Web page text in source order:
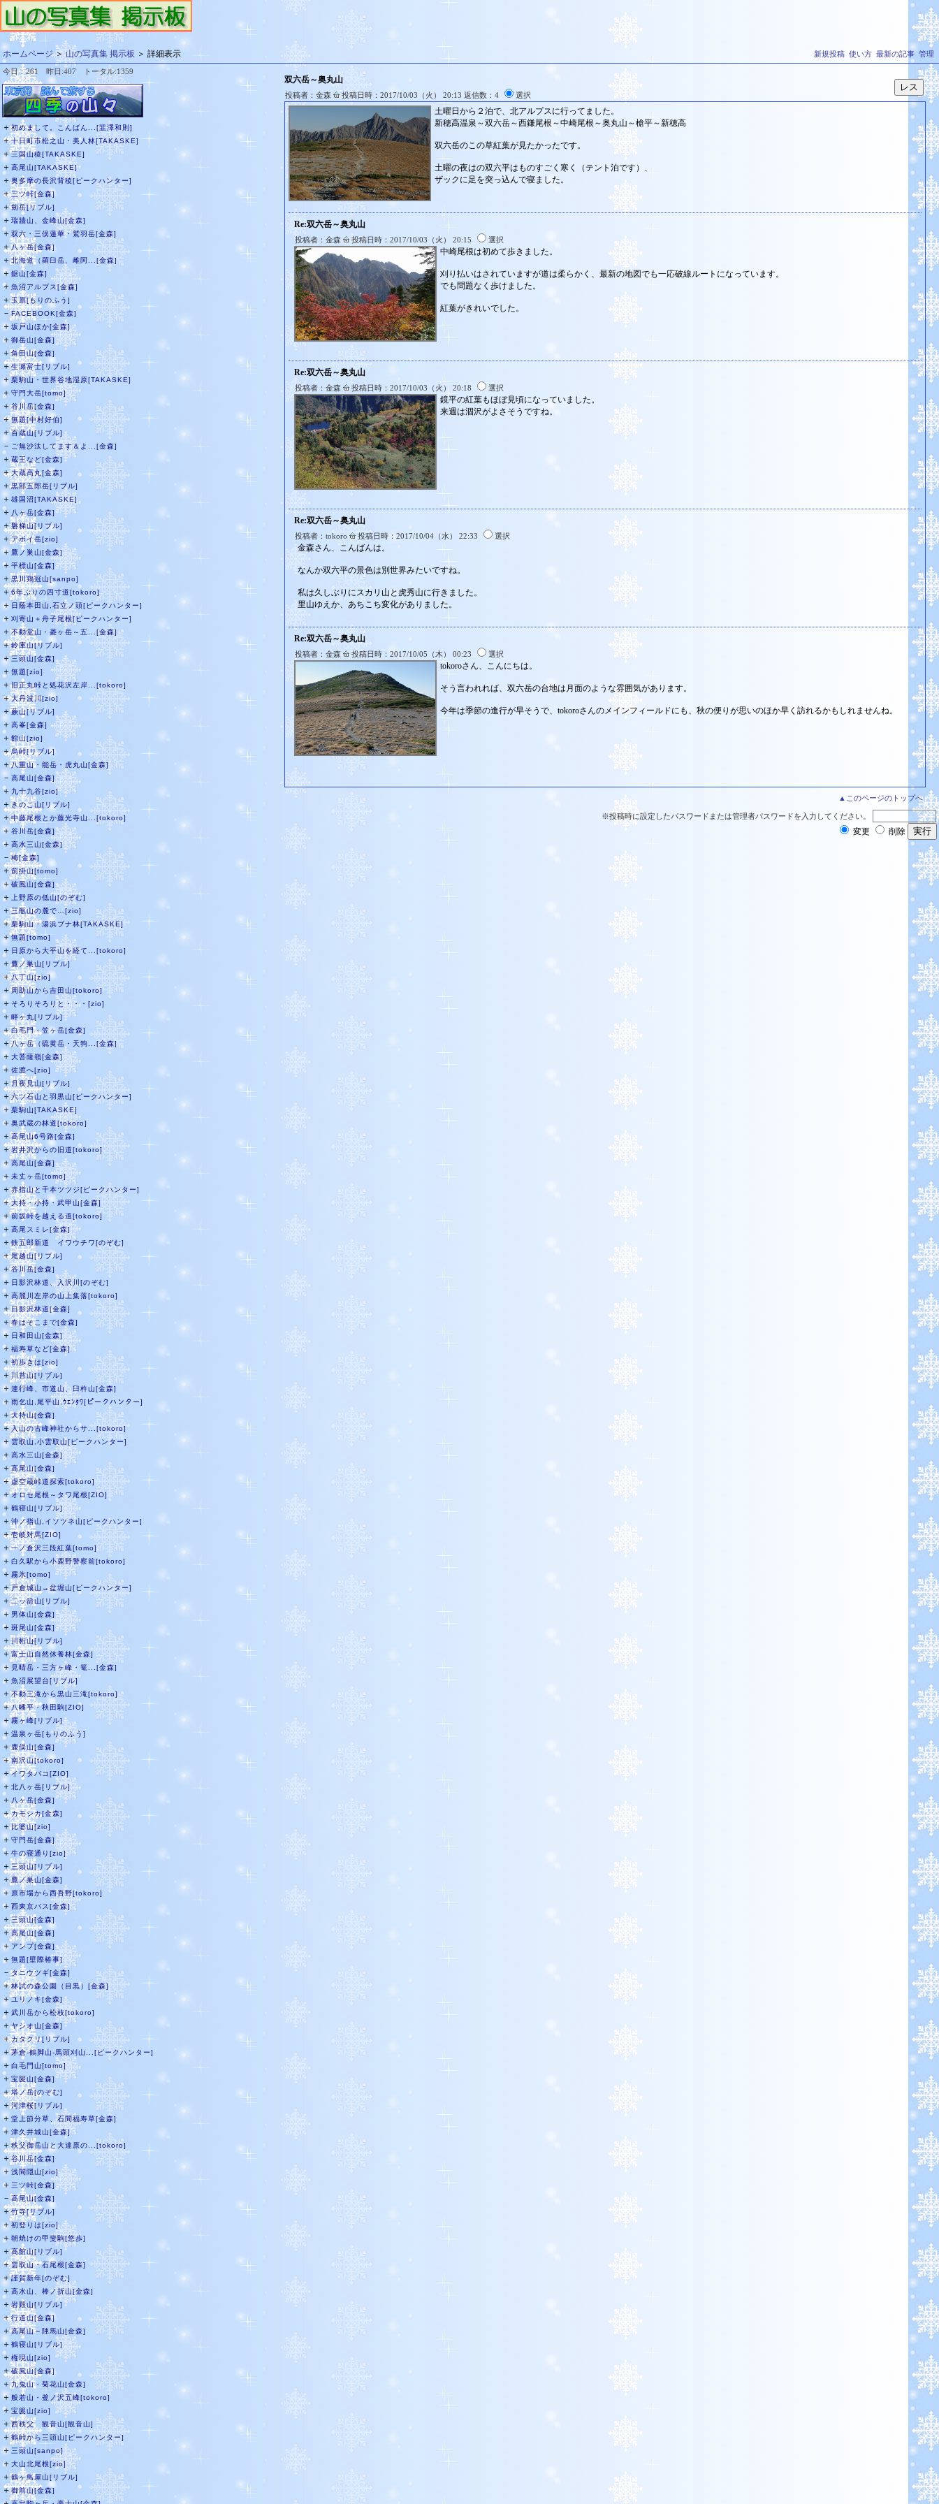
ホームページ＞山の写真集 掲示板 ＞ 詳細表示 新規投稿 使い方 最新の記事 管理
今日：261 昨日:407 トータル:1359
＋初めまして。こんばん...[韮澤和則]
＋十日町市松之山・美人林[TAKASKE]
＋三国山稜[TAKASKE]
＋ 高尾山[TAKASKE]
＋奥多摩の長沢背稜[ピークハンター]
＋三ツ峠[金森]
＋剱岳[リブル]
＋ 瑞牆山、金峰山[金森]
＋ 双六・三俣蓮華・鷲羽岳[金森]
＋八ヶ岳[金森]
＋北海道（羅臼岳、雌阿...[金森]
＋ 鋸山[金森]
＋ 魚沼アルプス[金森]
＋玉原[もりのふう]
－FACEBOOK[金森]
＋ 坂戸山ほか[金森]
＋ 御岳山[金森]
＋角田山[金森]
＋生瀬富士[リブル]
＋栗駒山・世界谷地湿原[TAKASKE]
＋ 守門大岳[tomo]
＋谷川岳[金森]
＋無題[中村好伯]
＋百蔵山[リブル]
－ ご無沙汰してます＆よ...[金森]
＋蔵王など[金森]
＋大蔵高丸[金森]
＋黒部五郎岳[リブル]
＋ 雄国沼[TAKASKE]
＋ 八ヶ岳[金森]
＋磐梯山[リブル]
＋アポイ岳[zio]
＋ 鷹ノ巣山[金森]
＋ 平標山[金森]
＋黒川鶏冠山[sanpo]
＋6年ぶりの四寸道[tokoro]
＋ 日蔭本田山,石立ノ頭[ピークハンター]
＋ 刈寄山＋舟子尾根[ピークハンター]
＋不動堂山・菱ヶ岳～五...[金森]
＋鈴庫山[リブル]
＋三頭山[金森]
＋ 無題[zio]
＋旧正丸峠と処花沢左岸...[tokoro]
＋大丹波川[zio]
＋蕨山[リブル]
＋ 高峯[金森]
＋ 館山[zio]
＋烏峠[リブル]
＋八重山・能岳・虎丸山[金森]
－ 高尾山[金森]
＋ 九十九谷[zio]
＋きのこ山[リブル]
＋中藤尾根とか藤光寺山...[tokoro]
＋ 谷川岳[金森]
＋ 高水三山[金森]
－梅[金森]
＋前掛山[tomo]
＋ 破風山[金森]
＋ 上野原の低山[のぞむ]
＋三瓶山の麓で…[zio]
＋栗駒山・湯浜ブナ林[TAKASKE]
＋無題[tomo]
＋ 日原から大平山を経て...[tokoro]
＋鷹ノ巣山[リブル]
＋八丁山[zio]
＋周助山から吉田山[tokoro]
＋ そろりそろりと・・・[zio]
＋ 畔ヶ丸[リブル]
＋白毛門・笠ヶ岳[金森]
＋八ヶ岳（硫黄岳・天狗...[金森]
＋ 大菩薩嶺[金森]
＋ 佐渡へ[zio]
＋月夜見山[リブル]
＋六ツ石山と羽黒山[ピークハンター]
＋ 栗駒山[TAKASKE]
＋ 奥武蔵の林道[tokoro]
＋高尾山6号路[金森]
＋岩井沢からの旧道[tokoro]
＋ 高尾山[金森]
＋ 未丈ヶ岳[tomo]
＋赤指山と千本ツツジ[ピークハンター]
＋大持・小持・武甲山[金森]
＋前坂峠を越える道[tokoro]
＋ 高尾スミレ[金森]
＋鉄五郎新道 イワウチワ[のぞむ]
＋尾越山[リブル]
＋谷川岳[金森]
＋ 日影沢林道、入沢川[のぞむ]
＋ 高麗川左岸の山上集落[tokoro]
＋日影沢林道[金森]
＋春はそこまで[金森]
＋ 日和田山[金森]
＋ 福寿草など[金森]
＋初歩きは[zio]
＋川苔山[リブル]
＋ 連行峰、市道山、臼杵山[金森]
＋ 雨乞山,尾平山,ｳｴﾝﾀﾜ[ピークハンター]
＋大持山[金森]
＋入山の古峰神社からサ...[tokoro]
＋雲取山,小雲取山[ピークハンター]
＋ 高水三山[金森]
＋高尾山[金森]
＋虚空蔵峠道探索[tokoro]
＋オロセ尾根～タワ尾根[ZIO]
＋ 鶴寝山[リブル]
＋沖ノ指山,イソツネ山[ピークハンター]
＋壱岐対馬[ZIO]
＋一ノ倉沢三段紅葉[tomo]
＋ 白久駅から小鹿野警察前[tokoro]
＋ 霧氷[tomo]
＋戸倉城山→盆堀山[ピークハンター]
＋二ッ箭山[リブル]
＋ 男体山[金森]
＋ 斑尾山[金森]
＋川桁山[リブル]
＋富士山自然休養林[金森]
＋ 見晴岳・三方ヶ峰・篭...[金森]
＋ 魚沼展望台[リブル]
＋不動三滝から黒山三滝[tokoro]
＋八幡平・秋田駒[ZIO]
＋霧ヶ峰[リブル]
＋ 温泉ヶ岳[もりのふう]
＋鹿俣山[金森]
＋南沢山[tokoro]
＋イワタバコ[ZIO]
＋ 北八ヶ岳[リブル]
＋ 八ヶ岳[金森]
＋カモシカ[金森]
＋比婆山[zio]
＋ 守門岳[金森]
＋ 牛の寝通り[zio]
＋三頭山[リブル]
＋鷹ノ巣山[金森]
＋ 原市場から西吾野[tokoro]
＋ 西東京バス[金森]
＋三頭山[金森]
＋高尾山[金森]
＋ アンプ[金森]
＋ 無題[壁際椿事]
－タニウツギ[金森]
＋林試の森公園（目黒）[金森]
＋ユリノキ[金森]
＋ 武川岳から松枝[tokoro]
＋ヤシオ山[金森]
＋カタクリ[リプル]
＋茅倉-鶴脚山-馬頭刈山...[ピークハンター]
＋ 白毛門山[tomo]
＋ 宝篋山[金森]
＋塔ノ岳[のぞむ]
＋河津桜[リブル]
＋ 堂上節分草、石間福寿草[金森]
＋ 津久井城山[金森]
＋秩父御岳山と大達原の...[tokoro]
＋谷川岳[金森]
＋ 浅間隠山[zio]
＋ 三ツ峠[金森]
－高尾山[金森]
＋竹寺[リブル]
＋ 初登りは[zio]
＋ 朝焼けの甲斐駒[悠歩]
＋高館山[リブル]
＋雲取山・石尾根[金森]
＋謹賀新年[のぞむ]
＋ 高水山、棒ノ折山[金森]
＋岩殿山[リブル]
＋行道山[金森]
＋高尾山～陣馬山[金森]
＋ 鶴寝山[リブル]
＋ 権現山[zio]
＋破風山[金森]
＋九鬼山・菊花山[金森]
＋ 般若山・釜ノ沢五峰[tokoro]
＋ 宝篋山[zio]
＋西秩父 観音山[観音山]
＋鶴峠から三頭山[ピークハンター]
＋ 三頭山[sanpo]
＋ 大山北尾根[zio]
＋鶴ヶ鳥屋山[リブル]
＋御前山[金森]
双六岳～奥丸山
投稿者：金森 投稿日時：2017/10/03（火） 20:13 返信数：4 選択
土曜日から２泊で、北アルプスに行ってました。
新穂高温泉～双六岳～西鎌尾根～中崎尾根～奥丸山～槍平～新穂高
双六岳のこの草紅葉が見たかったです。
土曜の夜はの双六平はものすごく寒く（テント泊です）、
ザックに足を突っ込んで寝ました。
Re:双六岳～奥丸山
投稿者：金森 投稿日時：2017/10/03（火） 20:15 選択
中崎尾根は初めて歩きました。
刈り払いはされていますが道は柔らかく、最新の地図でも一応破線ルートになっています。
でも問題なく歩けました。
紅葉がきれいでした。
Re:双六岳～奥丸山
投稿者：金森 投稿日時：2017/10/03（火） 20:18 選択
鏡平の紅葉もほぼ見頃になっていました。
来週は涸沢がよさそうですね。
Re:双六岳～奥丸山
投稿者：tokoro 投稿日時：2017/10/04（水） 22:33 選択
金森さん、こんばんは。
なんか双六平の景色は別世界みたいですね。
私は久しぶりにスカリ山と虎秀山に行きました。
里山ゆえか、あちこち変化がありました。
Re:双六岳～奥丸山
投稿者：金森 投稿日時：2017/10/05（木） 00:23 選択
tokoroさん、こんにちは。
そう言われれば、双六岳の台地は月面のような雰囲気があります。
今年は季節の進行が早そうで、tokoroさんのメインフィールドにも、秋の便りが思いのほか早く訪れるかもしれませんね。
▲このページのトップへ
※投稿時に設定したパスワードまたは管理者パスワードを入力してください。
変更 削除